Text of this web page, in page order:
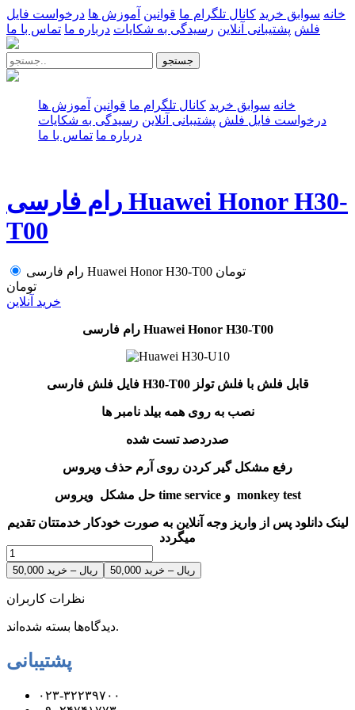
خانه سوابق خرید کانال تلگرام ما قوانین آموزش ها درخواست فایل
فلش پشتیبانی آنلاین رسیدگی به شکایات درباره ما تماس با ما
جستجو
خانه سوابق خرید کانال تلگرام ما قوانین آموزش ها
درخواست فایل فلش پشتیبانی آنلاین رسیدگی به شکایات
درباره ما تماس با ما
رام فارسی Huawei Honor H30-
T00
رام فارسی Huawei Honor H30-T00 تومان
تومان
خرید آنلاین
رام فارسی Huawei Honor H30-T00
فایل فلش فارسی H30-T00 قابل فلش با فلش تولز
نصب به روی همه بیلد نامبر ها
صدردصد تست شده
رفع مشکل گیر کردن روی آرم حذف ویروس
حل مشکل ویروس time service و monkey test
لینک دانلود پس از واریز وجه آنلاین به صورت خودکار خدمتتان تقدیم
میگردد
50,000 ریال – خرید
نظرات کاربران
دیدگاه‌ها بسته شده‌اند.
پشتیبانی
۰۲۳-۳۲۲۳۹۷۰۰